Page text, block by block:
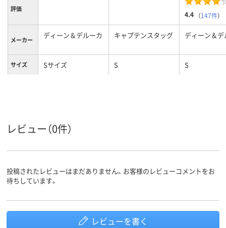
評価
4.4 （147件）
メーカー ディーン＆デルーカ キャプテンスタッグ ディーン＆
サイズ Sサイズ S S
レビュー（0件）
投稿されたレビューはまだありません。お客様のレビューコメントをお
待ちしています。
レビューを書く